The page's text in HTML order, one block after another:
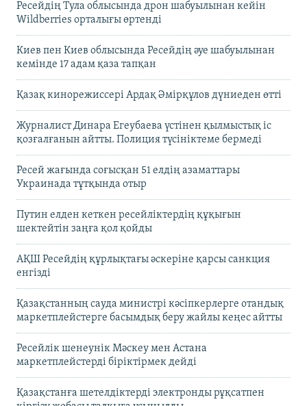
Ресейдің Тула облысында дрон шабуылынан кейін
Wildberries орталығы өртенді
Киев пен Киев облысында Ресейдің әуе шабуылынан
кемінде 17 адам қаза тапқан
Қазақ кинорежиссері Ардақ Әмірқұлов дүниеден өтті
Журналист Динара Егеубаева үстінен қылмыстық іс
қозғалғанын айтты. Полиция түсініктеме бермеді
Ресей жағында соғысқан 51 елдің азаматтары
Украинада тұтқында отыр
Путин елден кеткен ресейліктердің құқығын
шектейтін заңға қол қойды
АҚШ Ресейдің құрлықтағы әскеріне қарсы санкция
енгізді
Қазақстанның сауда министрі кәсіпкерлерге отандық
маркетплейстерге басымдық беру жайлы кеңес айтты
Ресейлік шенеунік Мәскеу мен Астана
маркетплейстерді біріктірмек дейді
Қазақстанға шетелдіктерді электронды рұқсатпен